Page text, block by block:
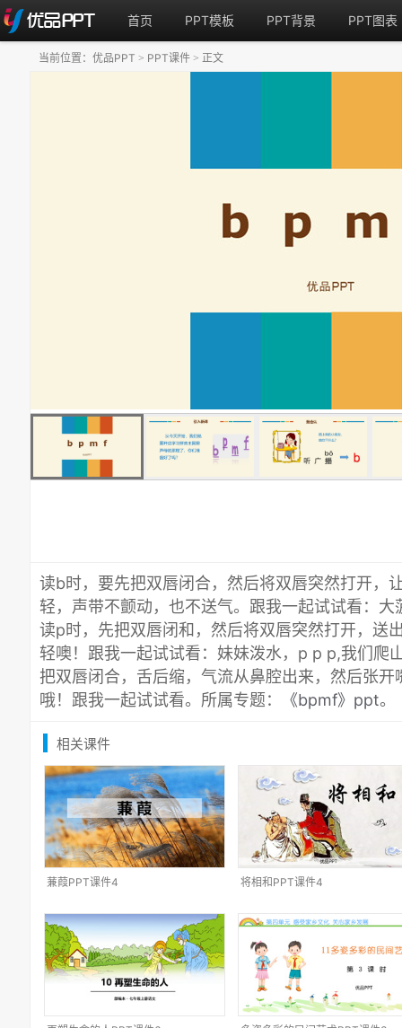
首页 PPT模板 PPT背景 PPT图表
读b时，要先把双唇闭合，然后将双唇突然打开，
轻，声带不颤动，也不送气。跟我一起试试看
读p时，先把双唇闭和，然后将双唇突然打开，送
轻噢！跟我一起试试看：妹妹泼水，p p p,我们爬
把双唇闭合，舌后缩，气流从鼻腔出来，然后张
哦！跟我一起试试看。所属专题：
《bpmf》ppt。
当前位置： 优品PPT > PPT课件 > 正文
相关课件
蒹葭PPT课件4 将相和PPT课件4